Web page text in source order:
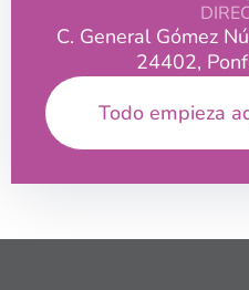
C. General Gómez
24402,
Todo empieza